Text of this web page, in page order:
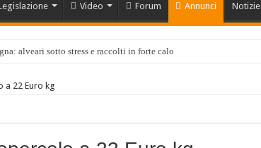
Video Forum Annunci Notizie
alveari sotto stress e raccolti in forte calo
a 22 Euro kg